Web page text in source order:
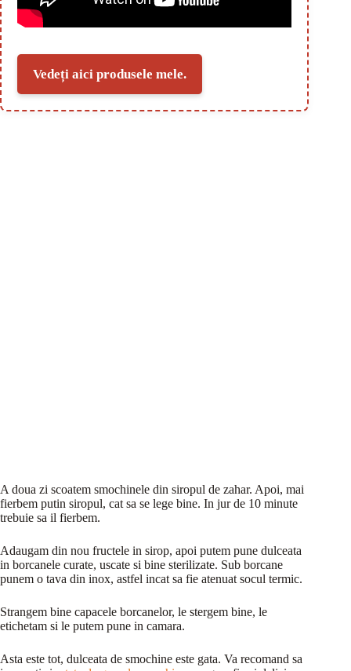
Vedeți aici produsele mele.
A doua zi scoatem smochinele din siropul de zahar. Apoi, mai
fierbem putin siropul, cat sa se lege bine. In jur de 10 minute
trebuie sa il fierbem.
Adaugam din nou fructele in sirop, apoi putem pune dulceata
in borcanele curate, uscate si bine sterilizate. Sub borcane
punem o tava din inox, astfel incat sa fie atenuat socul termic.
Strangem bine capacele borcanelor, le stergem bine, le
etichetam si le putem pune in camara.
Asta este tot, dulceata de smochine este gata. Va recomand sa